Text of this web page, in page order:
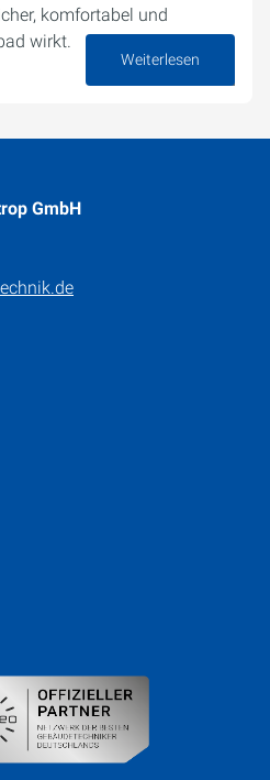
komfortabel und
wirkt.
Weiterlesen
GmbH